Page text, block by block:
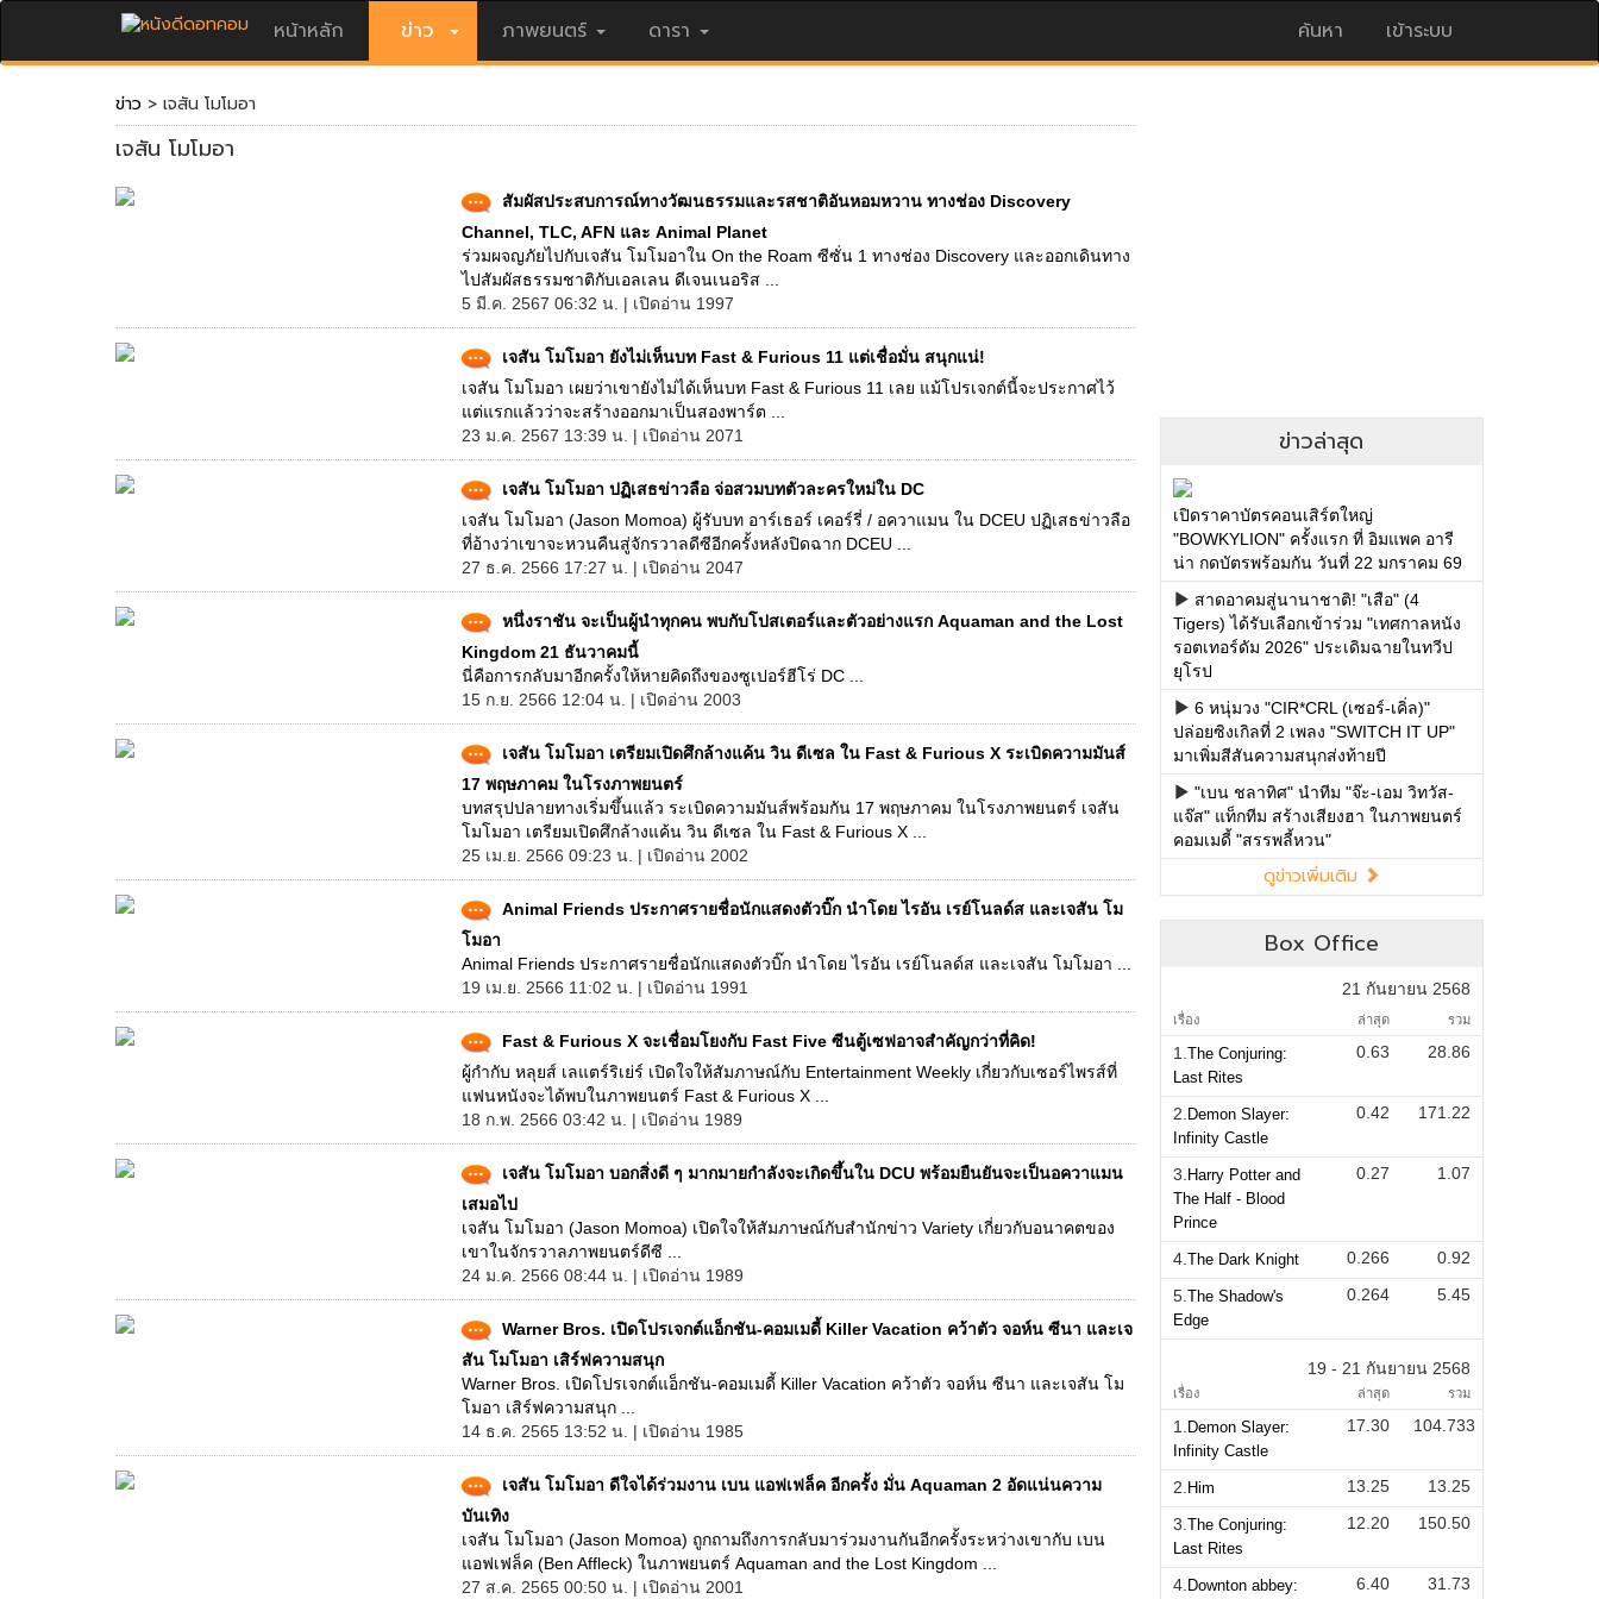
หน้าหลัก ข่าว ภาพยนตร์ ดารา ค้นหา เข้าระบบ
ข่าว > เจสัน โมโมอา
เจสัน โมโมอา
สัมผัสประสบการณ์ทางวัฒนธรรมและรสชาติอันหอมหวาน ทางช่อง Discovery
Channel, TLC, AFN และ Animal Planet
ร่วมผจญภัยไปกับเจสัน โมโมอาใน On the Roam ซีซั่น 1 ทางช่อง Discovery และออกเดินทาง
ไปสัมผัสธรรมชาติกับเอลเลน ดีเจนเนอริส ...
5 มี.ค. 2567 06:32 น. | เปิดอ่าน 1997
เจสัน โมโมอา ยังไม่เห็นบท Fast & Furious 11 แต่เชื่อมั่น สนุกแน่!
เจสัน โมโมอา เผยว่าเขายังไม่ได้เห็นบท Fast & Furious 11 เลย แม้โปรเจกต์นี้จะประกาศไว้
แต่แรกแล้วว่าจะสร้างออกมาเป็นสองพาร์ต ...
23 ม.ค. 2567 13:39 น. | เปิดอ่าน 2071
เจสัน โมโมอา ปฏิเสธข่าวลือ จ่อสวมบทตัวละครใหม่ใน DC
เจสัน โมโมอา (Jason Momoa) ผู้รับบท อาร์เธอร์ เคอร์รี่ / อควาแมน ใน DCEU ปฏิเสธข่าวลือ
ที่อ้างว่าเขาจะหวนคืนสู่จักรวาลดีซีอีกครั้งหลังปิดฉาก DCEU ...
27 ธ.ค. 2566 17:27 น. | เปิดอ่าน 2047
หนึ่งราชัน จะเป็นผู้นำทุกคน พบกับโปสเตอร์และตัวอย่างแรก Aquaman and the Lost
Kingdom 21 ธันวาคมนี้
นี่คือการกลับมาอีกครั้งให้หายคิดถึงของซูเปอร์ฮีโร่ DC ...
15 ก.ย. 2566 12:04 น. | เปิดอ่าน 2003
เจสัน โมโมอา เตรียมเปิดศึกล้างแค้น วิน ดีเซล ใน Fast & Furious X ระเบิดความมันส์
17 พฤษภาคม ในโรงภาพยนตร์
บทสรุปปลายทางเริ่มขึ้นแล้ว ระเบิดความมันส์พร้อมกัน 17 พฤษภาคม ในโรงภาพยนตร์ เจสัน
โมโมอา เตรียมเปิดศึกล้างแค้น วิน ดีเซล ใน Fast & Furious X ...
25 เม.ย. 2566 09:23 น. | เปิดอ่าน 2002
Animal Friends ประกาศรายชื่อนักแสดงตัวบิ๊ก นำโดย ไรอัน เรย์โนลด์ส และเจสัน โม
โมอา
Animal Friends ประกาศรายชื่อนักแสดงตัวบิ๊ก นำโดย ไรอัน เรย์โนลด์ส และเจสัน โมโมอา ...
19 เม.ย. 2566 11:02 น. | เปิดอ่าน 1991
Fast & Furious X จะเชื่อมโยงกับ Fast Five ซีนตู้เซฟอาจสำคัญกว่าที่คิด!
ผู้กำกับ หลุยส์ เลแตร์ริเย่ร์ เปิดใจให้สัมภาษณ์กับ Entertainment Weekly เกี่ยวกับเซอร์ไพรส์ที่
แฟนหนังจะได้พบในภาพยนตร์ Fast & Furious X ...
18 ก.พ. 2566 03:42 น. | เปิดอ่าน 1989
เจสัน โมโมอา บอกสิ่งดี ๆ มากมายกำลังจะเกิดขึ้นใน DCU พร้อมยืนยันจะเป็นอควาแมน
เสมอไป
เจสัน โมโมอา (Jason Momoa) เปิดใจให้สัมภาษณ์กับสำนักข่าว Variety เกี่ยวกับอนาคตของ
เขาในจักรวาลภาพยนตร์ดีซี ...
24 ม.ค. 2566 08:44 น. | เปิดอ่าน 1989
Warner Bros. เปิดโปรเจกต์แอ็กชัน-คอมเมดี้ Killer Vacation คว้าตัว จอห์น ซีนา และเจ
สัน โมโมอา เสิร์ฟความสนุก
Warner Bros. เปิดโปรเจกต์แอ็กชัน-คอมเมดี้ Killer Vacation คว้าตัว จอห์น ซีนา และเจสัน โม
โมอา เสิร์ฟความสนุก ...
14 ธ.ค. 2565 13:52 น. | เปิดอ่าน 1985
เจสัน โมโมอา ดีใจได้ร่วมงาน เบน แอฟเฟล็ค อีกครั้ง มั่น Aquaman 2 อัดแน่นความ
บันเทิง
เจสัน โมโมอา (Jason Momoa) ถูกถามถึงการกลับมาร่วมงานกันอีกครั้งระหว่างเขากับ เบน
แอฟเฟล็ค (Ben Affleck) ในภาพยนตร์ Aquaman and the Lost Kingdom ...
27 ส.ค. 2565 00:50 น. | เปิดอ่าน 2001
ข่าวล่าสุด
เปิดราคาบัตรคอนเสิร์ตใหญ่
"BOWKYLION" ครั้งแรก ที่ อิมแพค อารี
น่า กดบัตรพร้อมกัน วันที่ 22 มกราคม 69
สาดอาคมสู่นานาชาติ! "เสือ" (4
Tigers) ได้รับเลือกเข้าร่วม "เทศกาลหนัง
รอตเทอร์ดัม 2026" ประเดิมฉายในทวีป
ยุโรป
6 หนุ่มวง "CIR*CRL (เซอร์-เคิ่ล)"
ปล่อยซิงเกิลที่ 2 เพลง "SWITCH IT UP"
มาเพิ่มสีสันความสนุกส่งท้ายปี
"เบน ชลาทิศ" นำทีม "จ๊ะ-เอม วิทวัส-
แจ๊ส" แท็กทีม สร้างเสียงฮา ในภาพยนตร์
คอมเมดี้ "สรรพลี้หวน"
ดูข่าวเพิ่มเติม
Box Office
21 กันยายน 2568
เรื่อง ล่าสุด รวม
1. The Conjuring:
Last Rites
0.63 28.86
2. Demon Slayer:
Infinity Castle
0.42 171.22
3. Harry Potter and
The Half - Blood
Prince
0.27 1.07
4. The Dark Knight 0.266
0.92
5. The Shadow's
Edge
0.264 5.45
19 - 21 กันยายน 2568
เรื่อง ล่าสุด รวม
1. Demon Slayer:
Infinity Castle
17.30 104.733
2. Him 13.25
13.25
3. The Conjuring:
Last Rites
12.20 150.50
4. Downton abbey: 6.40 31.73